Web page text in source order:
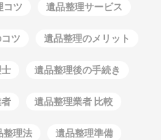
コツ 遺品整理サービス
ツ 遺品整理のメリット
遺品整理後の手続き
遺品整理業者 比較
整理法 遺品整理準備